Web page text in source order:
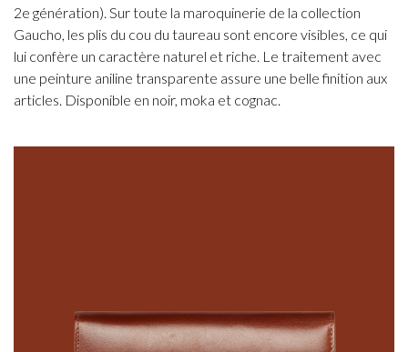
2e génération). Sur toute la maroquinerie de la collection
Gaucho, les plis du cou du taureau sont encore visibles, ce qui
lui confère un caractère naturel et riche. Le traitement avec
une peinture aniline transparente assure une belle finition aux
articles. Disponible en noir, moka et cognac.